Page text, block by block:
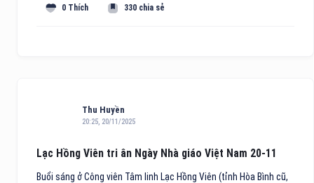
0 Thích 330 chia sẻ
Thu Huyền
20:25, 20/11/2025
Lạc Hồng Viên tri ân Ngày Nhà giáo Việt Nam 20-11
Buổi sáng ở Công viên Tâm linh Lạc Hồng Viên (tỉnh Hòa Bình cũ,